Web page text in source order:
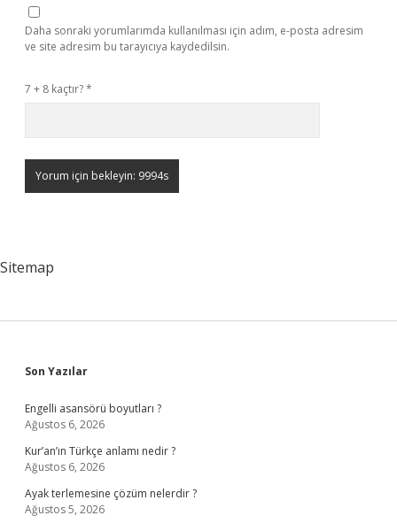
Daha sonraki yorumlarımda kullanılması için adım, e-posta adresim
ve site adresim bu tarayıcıya kaydedilsin.
7 + 8 kaçtır?*
Sitemap
Sidebar
Son Yazılar
Engelli asansörü boyutları ?
Ağustos 6, 2026
Kur’an’ın Türkçe anlamı nedir ?
Ağustos 6, 2026
Ayak terlemesine çözüm nelerdir ?
Ağustos 5, 2026